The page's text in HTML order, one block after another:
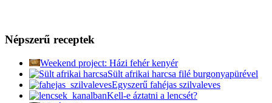
Népszerű receptek
Weekend project: Házi fehér kenyér
Sült afrikai harcsa filé burgonyapürével
Egyszerű fahéjas szilvaleves
Kell-e áztatni a lencsét?